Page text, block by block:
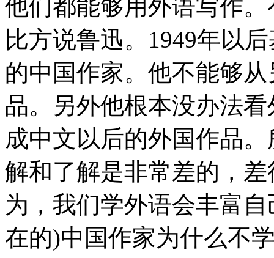
他们都能够用外语写作
比方说鲁迅。1949年以
的中国作家。他不能够
品。另外他根本没办法
成中文以后的外国作品
解和了解是非常差的，
为，我们学外语会丰富
在的)中国作家为什么不